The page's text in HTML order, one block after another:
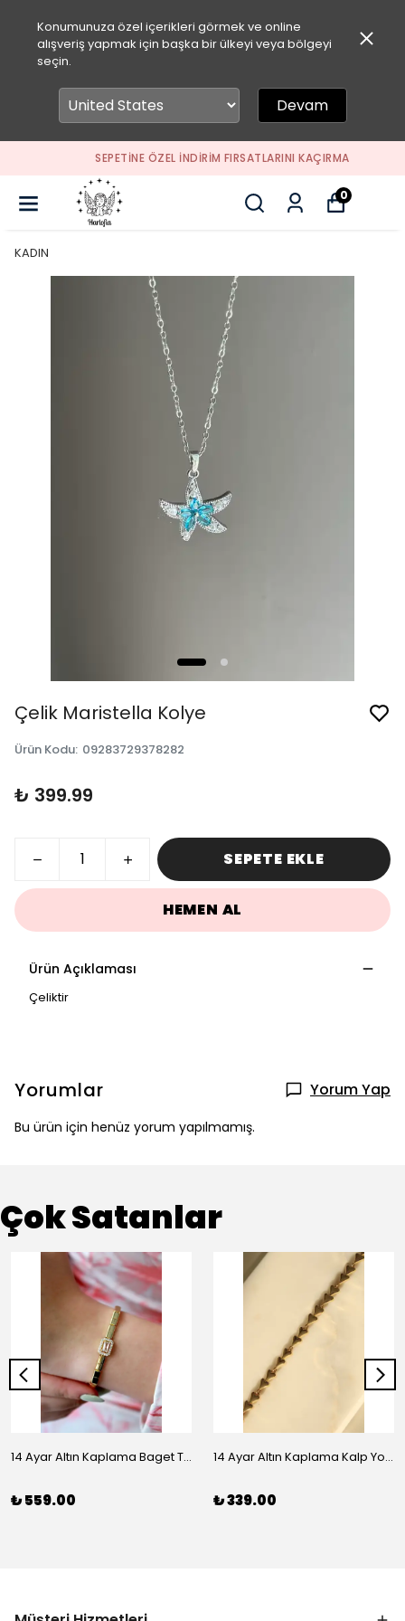
Konumunuza özel içerikleri görmek ve online
alışveriş yapmak için başka bir ülkeyi veya bölgeyi
seçin.
Devam
SEPETİNE ÖZEL İNDİRİM FIRSATLARINI KAÇIRMA
0
KADIN
Çelik Maristella Kolye
Ürün Kodu: 09283729378282
₺ 399.99
SEPETE EKLE
HEMEN AL
Ürün Açıklaması
Çeliktir
Yorumlar Yorum Yap
Bu ürün için henüz yorum yapılmamış.
Çok Satanlar
14 Ayar Altın Kaplama Baget Taşlı Vip Bileklik
₺ 559.00
14 Ayar Altın Kaplama Kalp Yolu Bileklik
₺ 339.00